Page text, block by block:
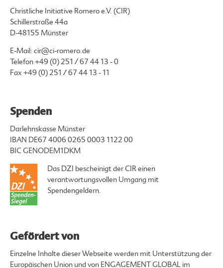
Christliche Initiative Romero e.V. (CIR)
Schillerstraße 44a
D-48155 Münster
E-Mail: cir@ci-romero.de
Telefon+49 (0) 251 / 67 44 13 - 0
Fax +49 (0) 251 / 67 44 13 - 11
Spenden
Darlehnskasse Münster
IBAN DE67 4006 0265 0003 1122 00
BIC GENODEM1DKM
Das DZI bescheinigt der CIR einen
verantwortungsvollen Umgang mit
Spendengeldern.
Gefördert von
Einzelne Inhalte dieser Webseite werden mit Unterstützung der
Europäischen Union und von ENGAGEMENT GLOBAL im